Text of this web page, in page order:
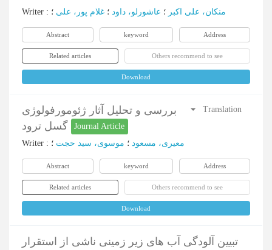
Writer : منکان، علی اکبر ؛ عاشورلو، داود ؛ غلام پور، علی ؛
Abstract keyword Address
Related articles Others recommend to see
Download
بررسی و تحلیل آثار ژئومورفولوژی
Journal Article
Translation
Writer : معیری، مسعود ؛ موسوی، سید حجت ؛
Abstract keyword Address
Related articles Others recommend to see
Download
تبیین آلودگی آب های زیر زمینی ناشی از استقرار